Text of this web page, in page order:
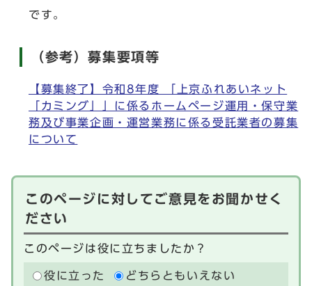
です。
（参考）募集要項等
【募集終了】令和8年度 「上京ふれあいネット
「カミング」」に係るホームページ運用・保守業
務及び事業企画・運営業務に係る受託業者の募集
について
このページに対してご意見をお聞かせく
ださい
このページは役に立ちましたか？
役に立った
どちらともいえない